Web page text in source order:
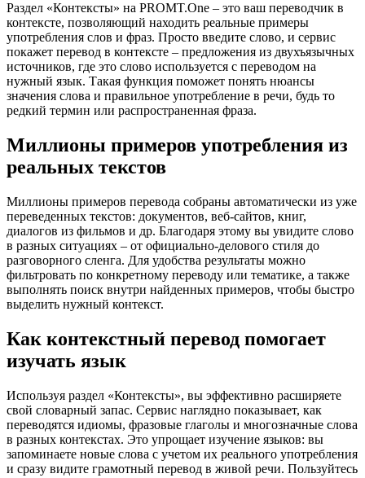
Раздел «Контексты» на PROMT.One – это ваш переводчик в
контексте, позволяющий находить реальные примеры
употребления слов и фраз. Просто введите слово, и сервис
покажет перевод в контексте – предложения из двухъязычных
источников, где это слово используется с переводом на
нужный язык. Такая функция поможет понять нюансы
значения слова и правильное употребление в речи, будь то
редкий термин или распространенная фраза.
Миллионы примеров употребления из
реальных текстов
Миллионы примеров перевода собраны автоматически из уже
переведенных текстов: документов, веб-сайтов, книг,
диалогов из фильмов и др. Благодаря этому вы увидите слово
в разных ситуациях – от официально-делового стиля до
разговорного сленга. Для удобства результаты можно
фильтровать по конкретному переводу или тематике, а также
выполнять поиск внутри найденных примеров, чтобы быстро
выделить нужный контекст.
Как контекстный перевод помогает
изучать язык
Используя раздел «Контексты», вы эффективно расширяете
свой словарный запас. Сервис наглядно показывает, как
переводятся идиомы, фразовые глаголы и многозначные слова
в разных контекстах. Это упрощает изучение языков: вы
запоминаете новые слова с учетом их реального употребления
и сразу видите грамотный перевод в живой речи. Пользуйтесь